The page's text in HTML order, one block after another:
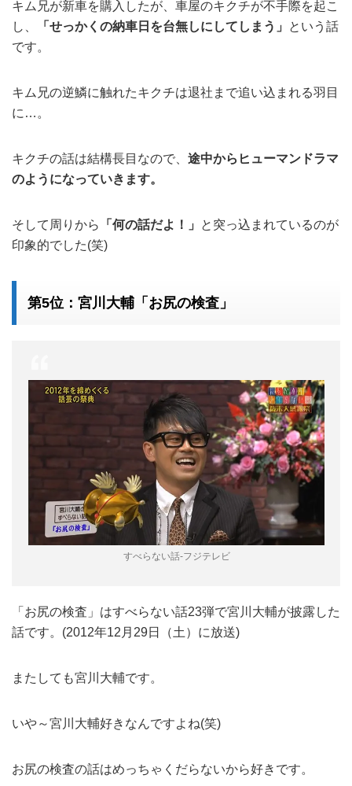
キム兄が新車を購入したが、車屋のキクチが不手際を起こ
し、
「せっかくの納車日を台無しにしてしまう」
という話
です。
キム兄の逆鱗に触れたキクチは退社まで追い込まれる羽目
に…。
キクチの話は結構長目なので、 途中からヒューマンドラマ
のようになっていきます。
そして周りから 「何の話だよ！」
と突っ込まれているのが
印象的でした(笑)
第5位：宮川大輔「お尻の検査」
すべらない話-フジテレビ
「お尻の検査」はすべらない話23弾で宮川大輔が披露した
話です。(2012年12月29日（土）に放送)
またしても宮川大輔です。
いや～宮川大輔好きなんですよね(笑)
お尻の検査の話はめっちゃくだらないから好きです。